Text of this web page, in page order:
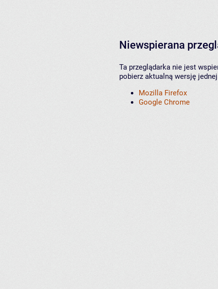
Niewspierana
Ta przeglądarka nie jest
pobierz aktualną wersję
Mozilla Firefox
Google Chrome